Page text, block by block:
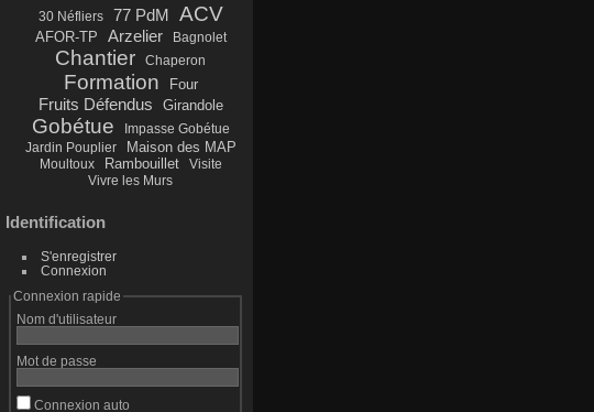
30 Néfliers 77 PdM ACV
AFOR-TP Arzelier Bagnolet
Chantier Chaperon
Formation Four
Fruits Défendus Girandole
Gobétue
Impasse Gobétue
Jardin Pouplier
Maison des MAP
Moultoux Rambouillet
Visite
Vivre les Murs
Identification
S'enregistrer
Connexion
Connexion rapide
Nom d'utilisateur
Mot de passe
Connexion auto